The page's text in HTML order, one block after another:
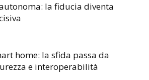
la fiducia diventa
home: la sfida passa da
e interoperabilità